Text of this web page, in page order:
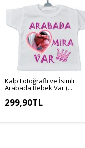
Kalp Fotoğraflı ve İsimli
Arabada Bebek Var (...
299,90TL